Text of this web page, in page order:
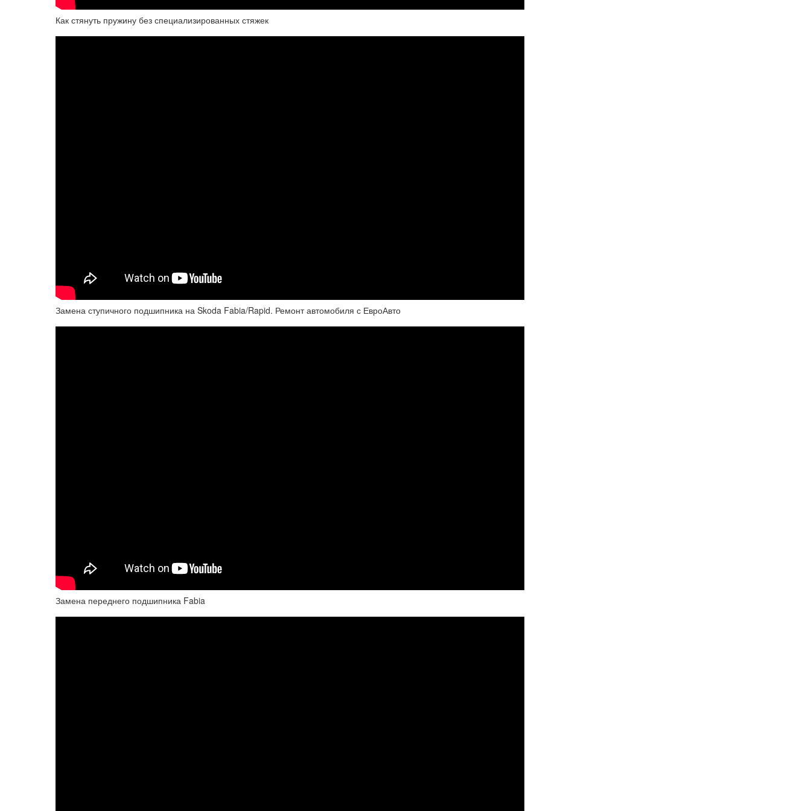
Как стянуть пружину без специализированных стяжек
Замена ступичного подшипника на Skoda Fabia/Rapid. Ремонт автомобиля с ЕвроАвто
Замена переднего подшипника Fabia